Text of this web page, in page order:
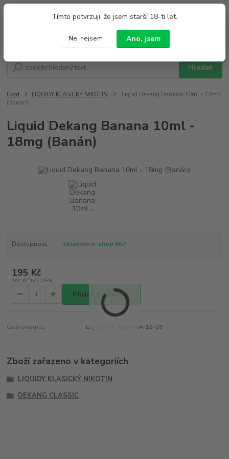
Tímto potvrzuji, že jsem starší 18-ti let.
Ne, nejsem Ano, jsem
Hledat
Po - Pá 9:00 - 19:00 So 9:00 - 14:00
Úvod LIQUIDY KLASICKÝ NIKOTIN
Liquid Dekang Banana 10ml - 18mg
(Banán)
Liquid Dekang Banana 10ml -
18mg (Banán)
Dostupnost skladem e-shop 667
195 Kč
161 Kč bez DPH
Přidat do košíku
Číslo produktu: LIQ-DEK-C-BANANA-10-18
Zboží zařazeno v kategoriích
LIQUIDY KLASICKÝ NIKOTIN
DEKANG CLASSIC